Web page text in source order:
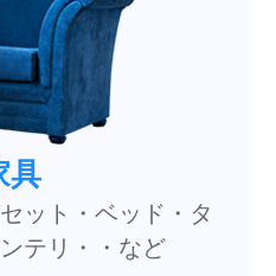
具
ット・ベッド・タ
テリ・・など